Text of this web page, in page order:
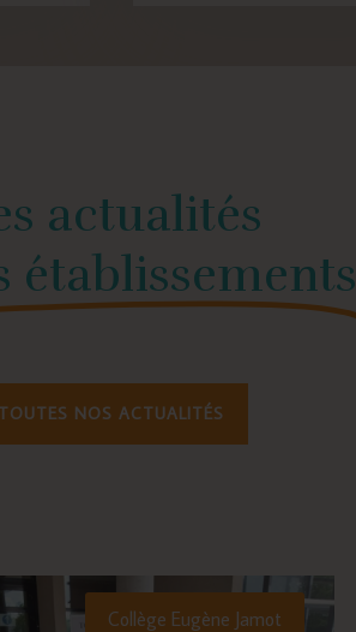
actualités
établissements
TOUTES NOS ACTUALITÉS
Collège Eugène Jamot